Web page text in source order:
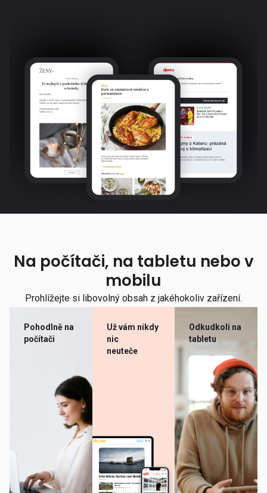
Na počítači, na tabletu nebo v
mobilu
Prohlížejte si libovolný obsah z jakéhokoliv zařízení.
Pohodlně na
počítači
Už vám nikdy
nic
neuteče
Odkudkoli na
tabletu